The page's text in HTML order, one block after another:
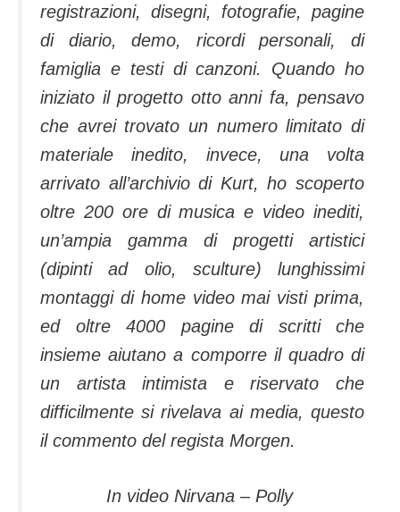
registrazioni, disegni, fotografie, pagine
di diario, demo, ricordi personali, di
famiglia e testi di canzoni. Quando ho
iniziato il progetto otto anni fa, pensavo
che avrei trovato un numero limitato di
materiale inedito, invece, una volta
arrivato all’archivio di Kurt, ho scoperto
oltre 200 ore di musica e video inediti,
un’ampia gamma di progetti artistici
(dipinti ad olio, sculture) lunghissimi
montaggi di home video mai visti prima,
ed oltre 4000 pagine di scritti che
insieme aiutano a comporre il quadro di
un artista intimista e riservato che
difficilmente si rivelava ai media, questo
il commento del regista Morgen.
In video Nirvana – Polly